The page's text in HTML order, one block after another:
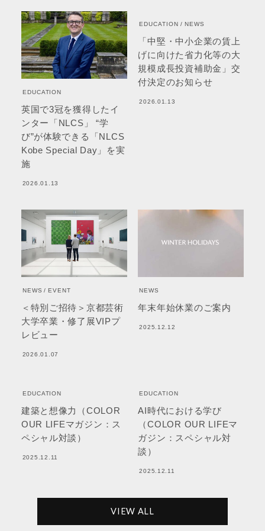
EDUCATION
英国で3冠を獲得したイ
ンター「NLCS」 “学
び”が体験できる「NLCS
Kobe Special Day」を実
施
2026.01.13
EDUCATION NEWS
「中堅・中小企業の賃上
げに向けた省力化等の大
規模成長投資補助金」交
付決定のお知らせ
2026.01.13
NEWS EVENT
＜特別ご招待＞京都芸術
大学卒業・修了展VIPプ
レビュー
2026.01.07
NEWS
年末年始休業のご案内
2025.12.12
EDUCATION
建築と想像力（COLOR
OUR LIFEマガジン：ス
ペシャル対談）
2025.12.11
EDUCATION
AI時代における学び
（COLOR OUR LIFEマ
ガジン：スペシャル対
談）
2025.12.11
VIEW ALL